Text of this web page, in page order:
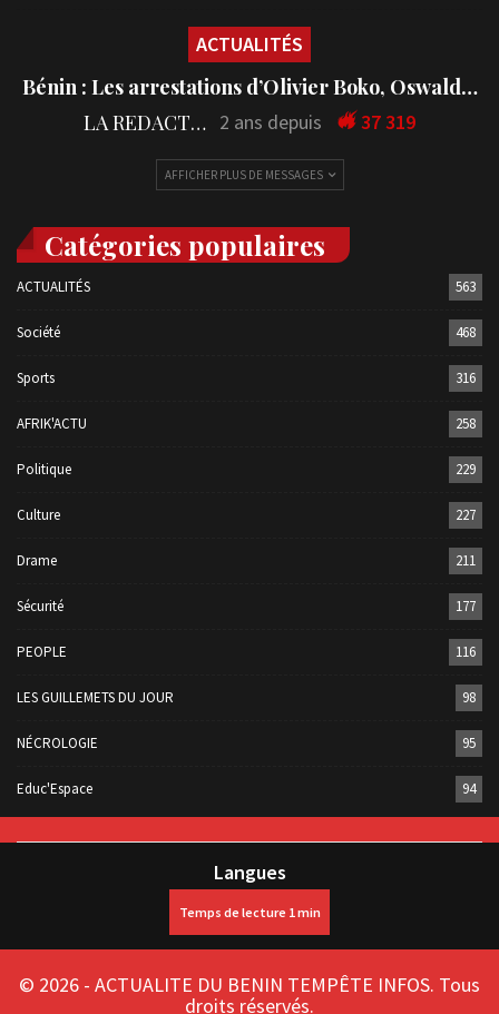
ACTUALITÉS
Bénin : Les arrestations d’Olivier Boko, Oswald…
LA REDACTION 2 ans depuis 37 319
AFFICHER PLUS DE MESSAGES
Catégories populaires
ACTUALITÉS 563
Société 468
Sports 316
AFRIK'ACTU 258
Politique 229
Culture 227
Drame 211
Sécurité 177
PEOPLE 116
LES GUILLEMETS DU JOUR 98
NÉCROLOGIE 95
Educ'Espace 94
Langues
© 2026 - ACTUALITE DU BENIN TEMPÊTE INFOS. Tous
droits réservés.